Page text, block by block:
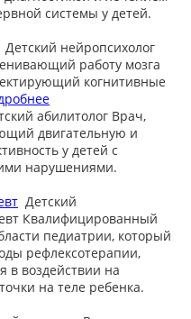
системы у детей.
Детский нейропсихолог
работу мозга
когнитивные
абилитолог Врач,
двигательную и
у детей с
нарушениями.
Детский
Квалифицированный
педиатрии, который
рефлексотерапии,
в воздействии на
на теле ребенка.